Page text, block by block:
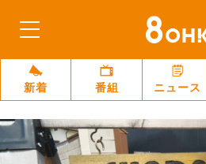
新着 番組 ニュース